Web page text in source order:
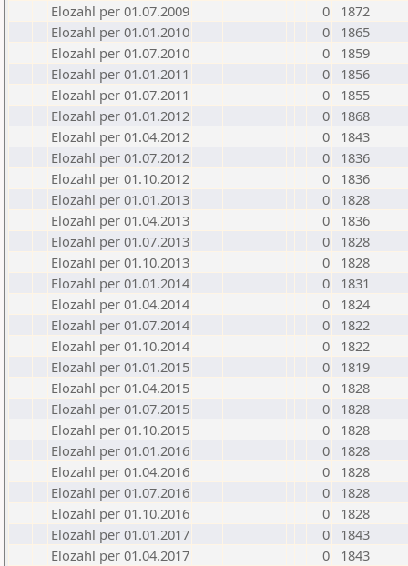
Elozahl per 01.07.2009
0
1872
Elozahl per 01.01.2010
0
1865
Elozahl per 01.07.2010
0
1859
Elozahl per 01.01.2011
0
1856
Elozahl per 01.07.2011
0
1855
Elozahl per 01.01.2012
0
1868
Elozahl per 01.04.2012
0
1843
Elozahl per 01.07.2012
0
1836
Elozahl per 01.10.2012
0
1836
Elozahl per 01.01.2013
0
1828
Elozahl per 01.04.2013
0
1836
Elozahl per 01.07.2013
0
1828
Elozahl per 01.10.2013
0
1828
Elozahl per 01.01.2014
0
1831
Elozahl per 01.04.2014
0
1824
Elozahl per 01.07.2014
0
1822
Elozahl per 01.10.2014
0
1822
Elozahl per 01.01.2015
0
1819
Elozahl per 01.04.2015
0
1828
Elozahl per 01.07.2015
0
1828
Elozahl per 01.10.2015
0
1828
Elozahl per 01.01.2016
0
1828
Elozahl per 01.04.2016
0
1828
Elozahl per 01.07.2016
0
1828
Elozahl per 01.10.2016
0
1828
Elozahl per 01.01.2017
0
1843
Elozahl per 01.04.2017
0
1843